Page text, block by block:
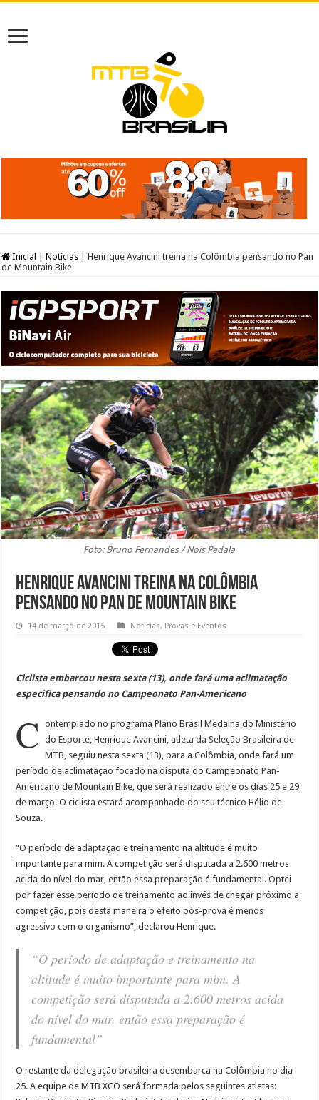
Inicial Notícias
Henrique Avancini treina na Colômbia pensando no Pan
de Mountain Bike
Foto: Bruno Fernandes / Nois Pedala
Henrique Avancini treina na Colômbia
pensando no Pan de Mountain Bike
14 de março de 2015 Notícias, Provas e Eventos
Ciclista embarcou nesta sexta (13), onde fará uma aclimatação
especifica pensando no Campeonato Pan-Americano
C
ontemplado no programa Plano Brasil Medalha do Ministério
do Esporte, Henrique Avancini, atleta da Seleção Brasileira de
MTB, seguiu nesta sexta (13), para a Colômbia, onde fará um
período de aclimatação focado na disputa do Campeonato Pan-
Americano de Mountain Bike, que será realizado entre os dias 25 e 29
de março. O ciclista estará acompanhado do seu técnico Hélio de
Souza.
“O período de adaptação e treinamento na altitude é muito
importante para mim. A competição será disputada a 2.600 metros
acida do nível do mar, então essa preparação é fundamental. Optei
por fazer esse período de treinamento ao invés de chegar próximo a
competição, pois desta maneira o efeito pós-prova é menos
agressivo com o organismo”, declarou Henrique.
“O período de adaptação e treinamento na
altitude é muito importante para mim. A
competição será disputada a 2.600 metros acida
do nível do mar, então essa preparação é
fundamental”
O restante da delegação brasileira desembarca na Colômbia no dia
25. A equipe de MTB XCO será formada pelos seguintes atletas: